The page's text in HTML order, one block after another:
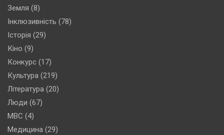
Земля (8)
Інклюзивність (78)
Історія (29)
Кіно (9)
Конкурс (17)
Культура (219)
Література (20)
Люди (67)
МВС (4)
Медицина (29)